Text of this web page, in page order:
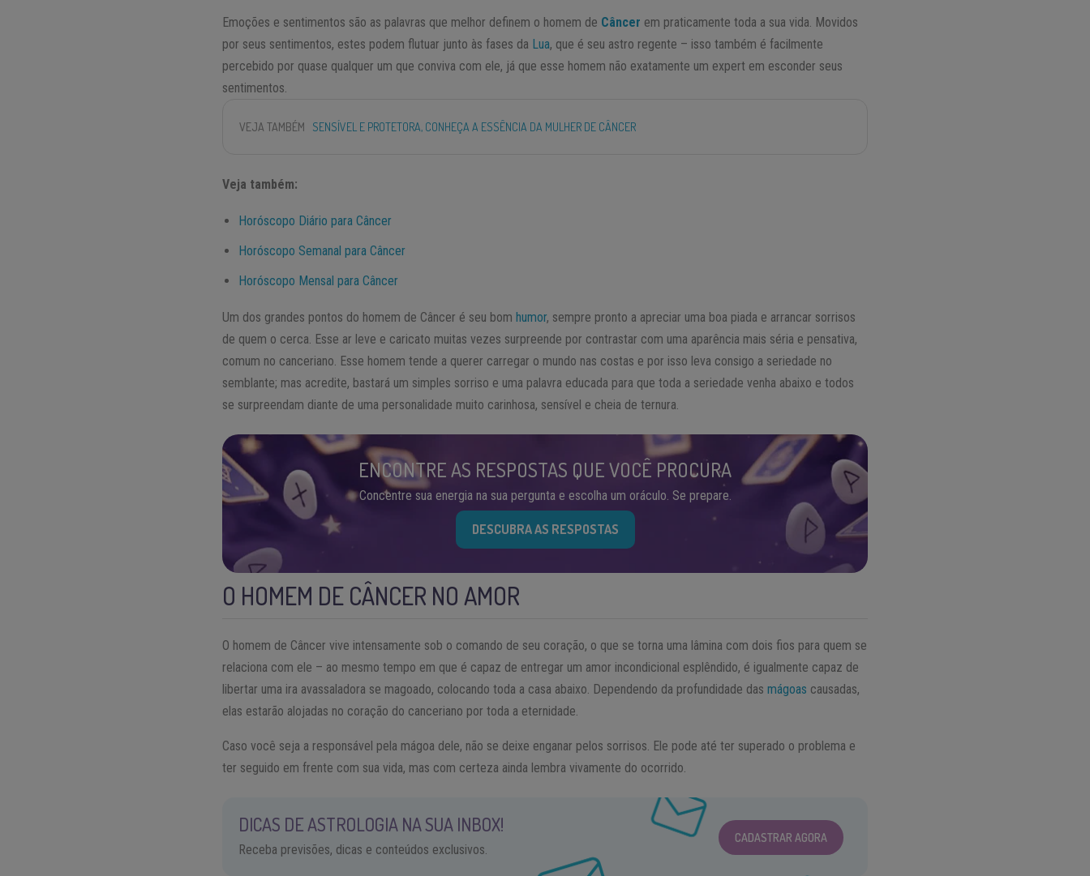
Emoções e sentimentos são as palavras que melhor definem o homem de Câncer em praticamente toda a sua vida. Movidos
por seus sentimentos, estes podem flutuar junto às fases da Lua, que é seu astro regente – isso também é facilmente
percebido por quase qualquer um que conviva com ele, já que esse homem não exatamente um expert em esconder seus
sentimentos.
VEJA TAMBÉM SENSÍVEL E PROTETORA, CONHEÇA A ESSÊNCIA DA MULHER DE CÂNCER
Veja também:
Horóscopo Diário para Câncer
Horóscopo Semanal para Câncer
Horóscopo Mensal para Câncer
Um dos grandes pontos do homem de Câncer é seu bom humor, sempre pronto a apreciar uma boa piada e arrancar sorrisos
de quem o cerca. Esse ar leve e caricato muitas vezes surpreende por contrastar com uma aparência mais séria e pensativa,
comum no canceriano. Esse homem tende a querer carregar o mundo nas costas e por isso leva consigo a seriedade no
semblante; mas acredite, bastará um simples sorriso e uma palavra educada para que toda a seriedade venha abaixo e todos
se surpreendam diante de uma personalidade muito carinhosa, sensível e cheia de ternura.
ENCONTRE AS RESPOSTAS QUE VOCÊ PROCURA
Concentre sua energia na sua pergunta e escolha um oráculo. Se prepare.
DESCUBRA AS RESPOSTAS
O HOMEM DE CÂNCER NO AMOR
O homem de Câncer vive intensamente sob o comando de seu coração, o que se torna uma lâmina com dois fios para quem se
relaciona com ele – ao mesmo tempo em que é capaz de entregar um amor incondicional esplêndido, é igualmente capaz de
libertar uma ira avassaladora se magoado, colocando toda a casa abaixo. Dependendo da profundidade dasmágoas causadas,
elas estarão alojadas no coração do canceriano por toda a eternidade.
Caso você seja a responsável pela mágoa dele, não se deixe enganar pelos sorrisos. Ele pode até ter superado o problema e
ter seguido em frente com sua vida, mas com certeza ainda lembra vivamente do ocorrido.
DICAS DE ASTROLOGIA NA SUA INBOX!
Receba previsões, dicas e conteúdos exclusivos.
CADASTRAR AGORA